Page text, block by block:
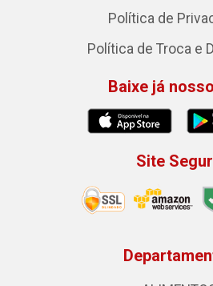
Política de
Política de Troca e
Baixe já
Site